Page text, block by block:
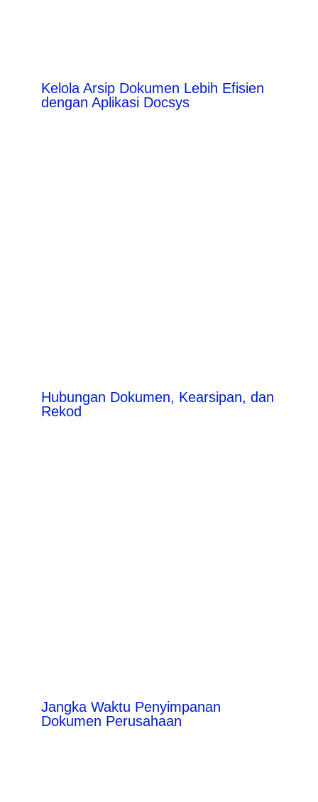
Kelola Arsip Dokumen Lebih Efisien
dengan Aplikasi Docsys
Hubungan Dokumen, Kearsipan, dan
Rekod
Jangka Waktu Penyimpanan
Dokumen Perusahaan